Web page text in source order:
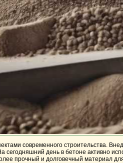
современного строительства.
сегодняшний день в бетоне активно
прочный и долговечный материал для